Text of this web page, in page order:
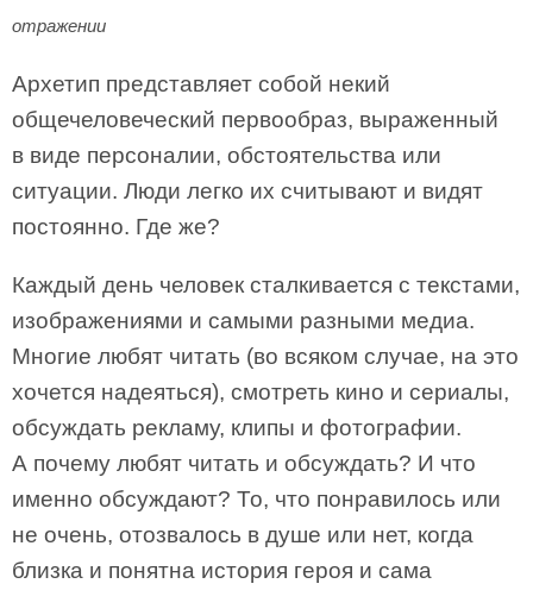
отражении
Архетип представляет собой некий
общечеловеческий первообраз, выраженный
в виде персоналии, обстоятельства или
ситуации. Люди легко их считывают и видят
постоянно. Где же?
Каждый день человек сталкивается с текстами,
изображениями и самыми разными медиа.
Многие любят читать (во всяком случае, на это
хочется надеяться), смотреть кино и сериалы,
обсуждать рекламу, клипы и фотографии.
А почему любят читать и обсуждать? И что
именно обсуждают? То, что понравилось или
не очень, отозвалось в душе или нет, когда
близка и понятна история героя и сама